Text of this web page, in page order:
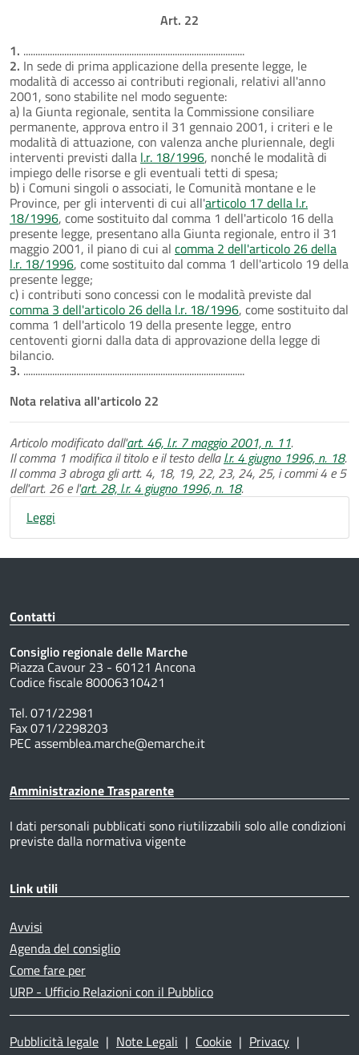
Art. 22
1. ............................................................................................
2. In sede di prima applicazione della presente legge, le
modalità di accesso ai contributi regionali, relativi all'anno
2001, sono stabilite nel modo seguente:
a) la Giunta regionale, sentita la Commissione consiliare
permanente, approva entro il 31 gennaio 2001, i criteri e le
modalità di attuazione, con valenza anche pluriennale, degli
interventi previsti dalla l.r. 18/1996, nonché le modalità di
impiego delle risorse e gli eventuali tetti di spesa;
b) i Comuni singoli o associati, le Comunità montane e le
Province, per gli interventi di cui all'articolo 17 della l.r.
18/1996, come sostituito dal comma 1 dell'articolo 16 della
presente legge, presentano alla Giunta regionale, entro il 31
maggio 2001, il piano di cui al comma 2 dell'articolo 26 della
l.r. 18/1996, come sostituito dal comma 1 dell'articolo 19 della
presente legge;
c) i contributi sono concessi con le modalità previste dal
comma 3 dell'articolo 26 della l.r. 18/1996, come sostituito dal
comma 1 dell'articolo 19 della presente legge, entro
centoventi giorni dalla data di approvazione della legge di
bilancio.
3. ............................................................................................
Nota relativa all'articolo 22
Articolo modificato dall'art. 46, l.r. 7 maggio 2001, n. 11.
Il comma 1 modifica il titolo e il testo dellal.r. 4 giugno 1996, n. 18.
Il comma 3 abroga gli artt. 4, 18, 19, 22, 23, 24, 25, i commi 4 e 5
dell'art. 26 e l'art. 28, l.r. 4 giugno 1996, n. 18.
Leggi
Contatti
Consiglio regionale delle Marche
Piazza Cavour 23 - 60121 Ancona
Codice fiscale 80006310421
Tel. 071/22981
Fax 071/2298203
PEC assemblea.marche@emarche.it
Amministrazione Trasparente
I dati personali pubblicati sono riutilizzabili solo alle condizioni
previste dalla normativa vigente
Link utili
Avvisi
Agenda del consiglio
Come fare per
URP - Ufficio Relazioni con il Pubblico
Pubblicità legale | Note Legali | Cookie | Privacy |